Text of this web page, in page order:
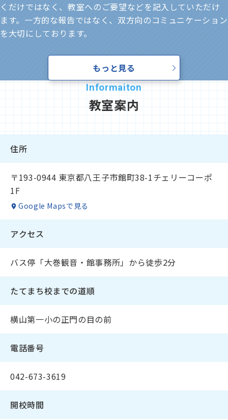
くだけではなく、教室へのご要望などを記入していただけ
ます。一方的な報告ではなく、双方向のコミュニケーション
を大切にしております。
もっと見る
教室案内
住所
〒193-0944 東京都八王子市館町38-1チェリーコーポ
1F
Google Mapsで見る
アクセス
バス停「大巻観音・館事務所」から徒歩2分
たてまち校までの道順
横山第一小の正門の目の前
電話番号
042-673-3619
開校時間